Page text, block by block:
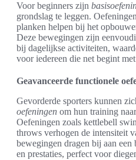
Voor beginners zijn
grondslag te leggen.
planken helpen bij het
Deze bewegingen zijn
bij dagelijkse activiteiten,
voor iedereen die net begint met
Geavanceerde functionele
Gevorderde sporters kunnen
oefeningen om hun training
Oefeningen zoals kettlebell
throws verhogen de intensiteit
bewegingen dragen bij aan
en prestaties, perfect voor